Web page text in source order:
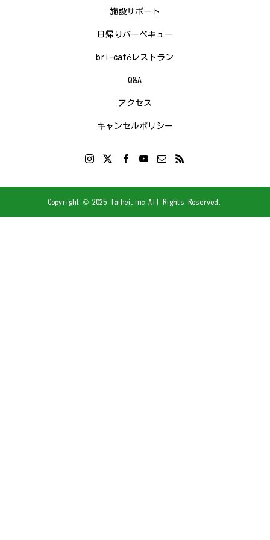
施設サポート
日帰りバーベキュー
bri-caféレストラン
Q&A
アクセス
キャンセルポリシー
Copyright © 2025 Taihei.inc All Rights Reserved.